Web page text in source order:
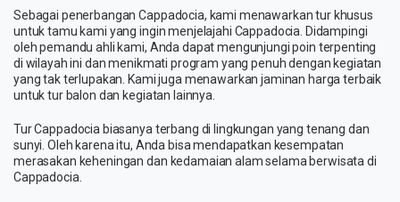
Sebagai penerbangan Cappadocia, kami menawarkan tur khusus
untuk tamu kami yang ingin menjelajahi Cappadocia. Didampingi
oleh pemandu ahli kami, Anda dapat mengunjungi poin terpenting
di wilayah ini dan menikmati program yang penuh dengan kegiatan
yang tak terlupakan. Kami juga menawarkan jaminan harga terbaik
untuk tur balon dan kegiatan lainnya.
Tur Cappadocia biasanya terbang di lingkungan yang tenang dan
sunyi. Oleh karena itu, Anda bisa mendapatkan kesempatan
merasakan keheningan dan kedamaian alam selama berwisata di
Cappadocia.